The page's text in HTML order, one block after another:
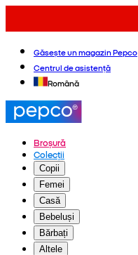
Găsește un magazin Pepco
Centrul de asistență
Română
Broșură
Colecții
Copii
Femei
Casă
Bebeluși
Bărbați
Altele